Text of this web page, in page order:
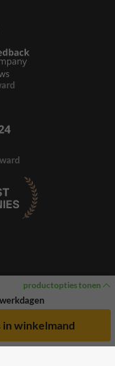
productopties tonen